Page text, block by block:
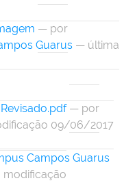
— por
Guarus — última
— por
09/06/2017
Campos Guarus